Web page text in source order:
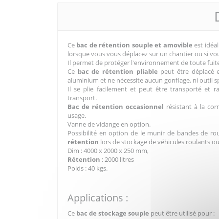
Ce bac de rétention souple et amovibleest
lorsque vous vous déplacez sur un chantier ou si
Il permet de protéger l'environnement de toute
Ce bac de rétention pliable peut être déplacé
aluminium et ne nécessite aucun gonflage, ni outil
Il se plie facilement et peut être transporté et
transport.
Bac de rétention occasionnel résistant à la
usage.
Vanne de vidange en option.
Possibilité en option de le munir de bandes de
rétention lors de stockage de véhicules roulants
Dim : 4000 x 2000 x 250 mm,
Rétention : 2000 litres
Poids : 40 kgs.
Applications :
Ce bac de stockage souple peut être utilisé pour :